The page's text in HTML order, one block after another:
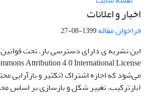
اخبار و اعلانات
فراخوان مقاله1399-08-27
این نشریه ی دارای دسترسی باز، تحت قوانین
می‌شود که اجازه اشتراک (تکثیر و بازآرایی
(بازترکیب، تغییر شکل و بازسازی بر اساس